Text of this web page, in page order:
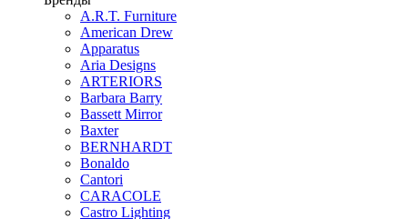
A.R.T. Furniture
American Drew
Apparatus
Aria Designs
ARTERIORS
Barbara Barry
Bassett Mirror
Baxter
BERNHARDT
Bonaldo
Cantori
CARACOLE
Castro Lighting